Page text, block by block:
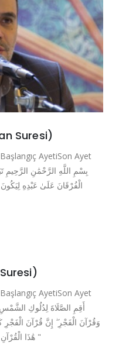
Suresi)
AyetiSon Ayet
AyetiSon Ayet
هَٰذَا الْقُرْآنِ مِنْ كُلِّ مَثَلٍ فَأَبَىٰ أَكْثَرُ النَّاسِ إِلَّا كُفُورًا "